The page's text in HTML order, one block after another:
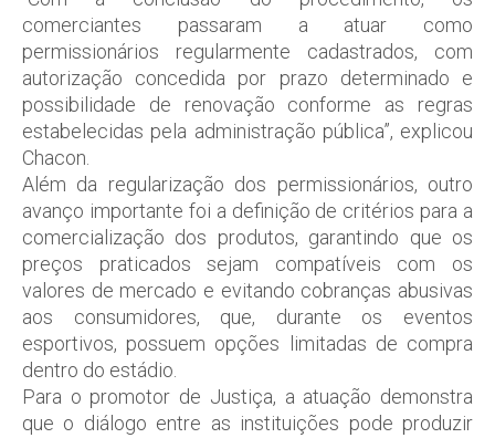
comerciantes passaram a atuar como
permissionários regularmente cadastrados, com
autorização concedida por prazo determinado e
possibilidade de renovação conforme as regras
estabelecidas pela administração pública”, explicou
Chacon.
Além da regularização dos permissionários, outro
avanço importante foi a definição de critérios para a
comercialização dos produtos, garantindo que os
preços praticados sejam compatíveis com os
valores de mercado e evitando cobranças abusivas
aos consumidores, que, durante os eventos
esportivos, possuem opções limitadas de compra
dentro do estádio.
Para o promotor de Justiça, a atuação demonstra
que o diálogo entre as instituições pode produzir